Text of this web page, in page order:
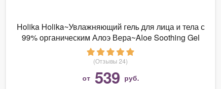
Holika Holika~Увлажняющий гель для лица и тела с
99% органическим Алоэ Вера~Aloe Soothing Gel
(Отзывы 24)
от 539 руб.